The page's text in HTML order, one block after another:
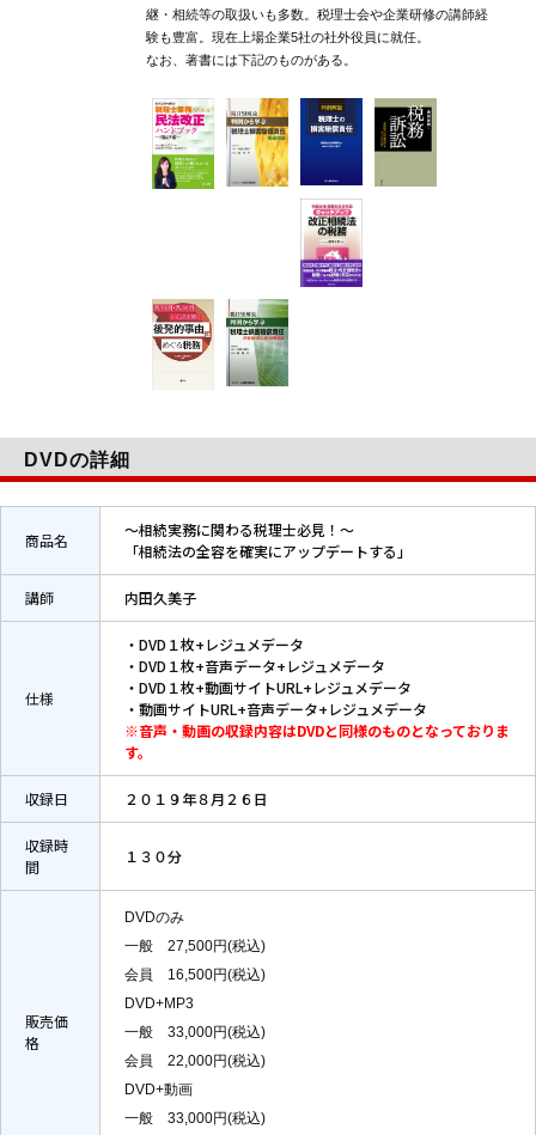
継・相続等の取扱いも多数。税理士会や企業研修の講師経
験も豊富。現在上場企業5社の社外役員に就任。
なお、著書には下記のものがある。
DVDの詳細
商品名
～相続実務に関わる税理士必見！～
「相続法の全容を確実にアップデートする」
講師 内田久美子
仕様
・DVD１枚+レジュメデータ
・DVD１枚+音声データ+レジュメデータ
・DVD１枚+動画サイトURL+レジュメデータ
・動画サイトURL+音声データ+レジュメデータ
※音声・動画の収録内容はDVDと同様のものとなっておりま
す。
収録日 ２０１９年８月２６日
収録時
間
１３０分
販売価
格
DVDのみ
一般 27,500円(税込)
会員 16,500円(税込)
DVD+MP3
一般 33,000円(税込)
会員 22,000円(税込)
DVD+動画
一般 33,000円(税込)